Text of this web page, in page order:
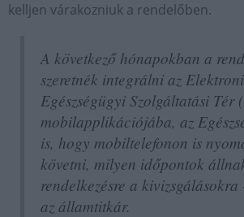
kelljen várakozniuk a rendelőben.
A következő hónapokban a
szeretnék integrálni az
Egészségügyi Szolgáltatási Tér
mobilapplikációjába, az
is, hogy mobiltelefonon is
követni, milyen időpontok
rendelkezésre a
az államtitkár.